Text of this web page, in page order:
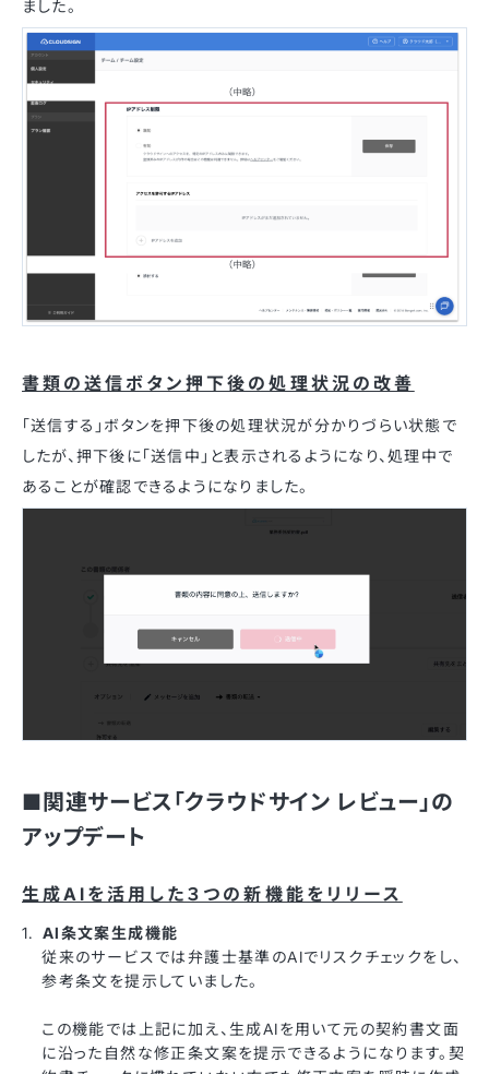
ました。
書類の送信ボタン押下後の処理状況の改善
「送信する」ボタンを押下後の処理状況が分かりづらい状態で
したが、押下後に「送信中」と表示されるようになり、処理中で
あることが確認できるようになりました。
■関連サービス「クラウドサイン レビュー」の
アップデート
生成AIを活用した３つの新機能をリリース
AI条文案生成機能
従来のサービスでは弁護士基準のAIでリスクチェックをし、
参考条文を提示していました。
この機能では上記に加え、生成AIを用いて元の契約書文面
に沿った自然な修正条文案を提示できるようになります。契